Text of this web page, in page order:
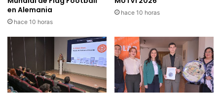
en Alemania
hace 10 horas
hace 10 horas